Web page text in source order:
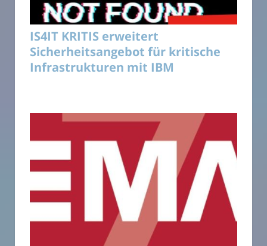
IS4IT KRITIS erweitert
Sicherheitsangebot für kritische
Infrastrukturen mit IBM